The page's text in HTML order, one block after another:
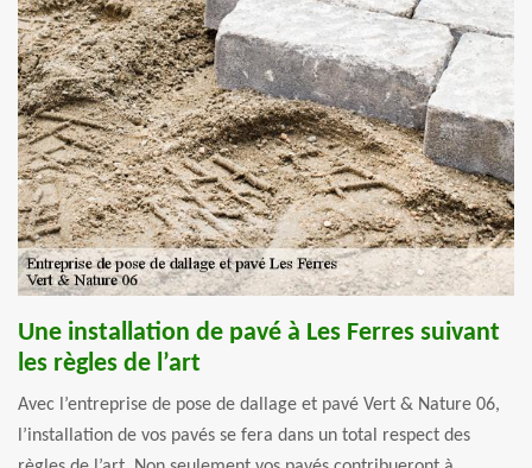
Une installation de pavé à Les Ferres suivant
les règles de l’art
Avec l’entreprise de pose de dallage et pavé Vert & Nature 06,
l’installation de vos pavés se fera dans un total respect des